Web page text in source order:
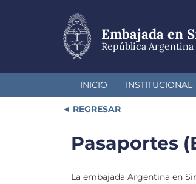
Embajada en
República Argentina
INICIO INSTITUCIONAL
REGRESAR
Pasaportes
La embajada Argentina en